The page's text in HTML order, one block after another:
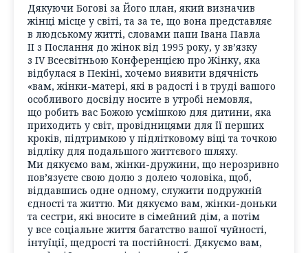
Дякуючи Богові за Його план, який визначив
жінці місце у світі, та за те, що вона представляє
в людському житті, словами папи Івана Павла
II з Послання до жінок від 1995 року, у зв’язку
з IV Всесвітньою Конференцією про Жінку, яка
відбулася в Пекіні, хочемо виявити вдячність
«вам, жінки-матері, які в радості і в труді вашого
особливого досвіду носите в утробі немовля,
що робить вас Божою усмішкою для дитини, яка
приходить у світ, провідницями для її перших
кроків, підтримкою у підлітковому віці та точкою
відліку для подальшого життєвого шляху.
Ми дякуємо вам, жінки-дружини, що нерозривно
пов’язуєте свою долю з долею чоловіка, щоб,
віддавшись одне одному, служити подружній
єдності та життю. Ми дякуємо вам, жінки-доньки
та сестри, які вносите в сімейний дім, а потім
у все соціальне життя багатство вашої чуйності,
інтуїції, щедрості та постійності. Дякуємо вам,